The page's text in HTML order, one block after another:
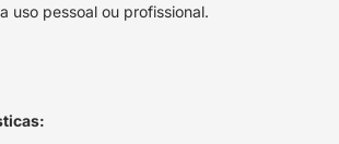
uso pessoal ou profissional.